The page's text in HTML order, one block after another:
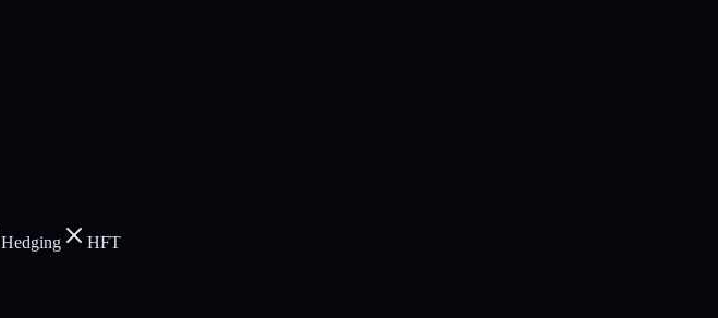
Hedging
HFT